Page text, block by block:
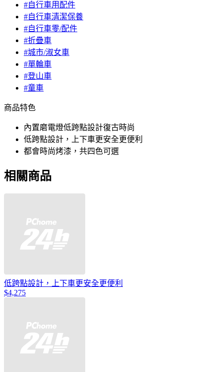
#自行車用配件
#自行車清潔保養
#自行車零/配件
#折疊車
#城市/淑女車
#單輪車
#登山車
#童車
商品特色
內置磨電燈低跨點設計復古時尚
低跨點設計，上下車更安全更便利
都會時尚烤漆，共四色可選
相關商品
低跨點設計，上下車更安全更便利
$4,275